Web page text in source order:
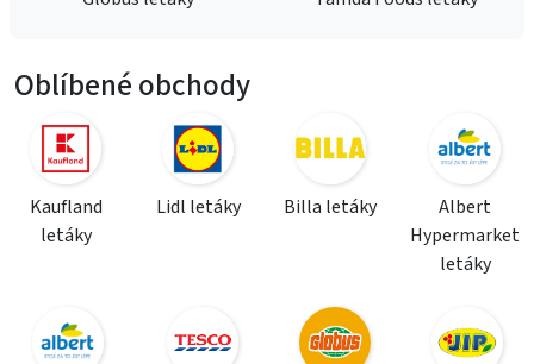
Oblíbené obchody
Kaufland
letáky
Lidl letáky Billa letáky
Albert
Hypermarket
letáky